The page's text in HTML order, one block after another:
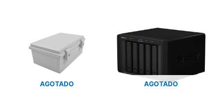
AGOTADO AGOTADO